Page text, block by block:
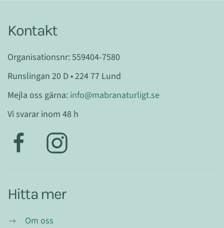
Kontakt
Organisationsnr: 559404-7580
Runslingan 20 D • 224 77 Lund
Mejla oss gärna: info@mabranaturligt.se
Vi svarar inom 48 h
Hitta mer
Om oss